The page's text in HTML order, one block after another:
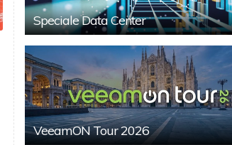
Speciale Data Center
VeeamON Tour 2026